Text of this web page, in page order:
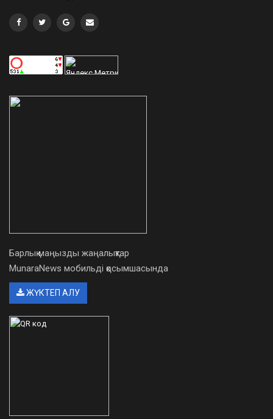
Барлық маңызды жаңалықтар
MunaraNews мобильді қосымшасында
ЖҮКТЕП АЛУ